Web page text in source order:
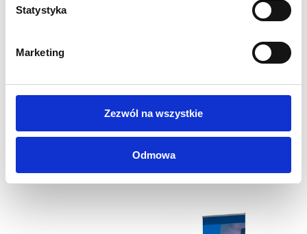
Statystyka
Marketing
Zezwól na wszystkie
Odmowa
INNI KLIENCI KUPILI